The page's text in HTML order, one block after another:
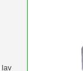
lav